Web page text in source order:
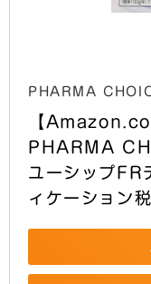
PHARMA
【
PHARMA
ユーシップ
ィケーション